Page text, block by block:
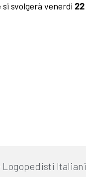
si svolgerà venerdì 22
Italiani